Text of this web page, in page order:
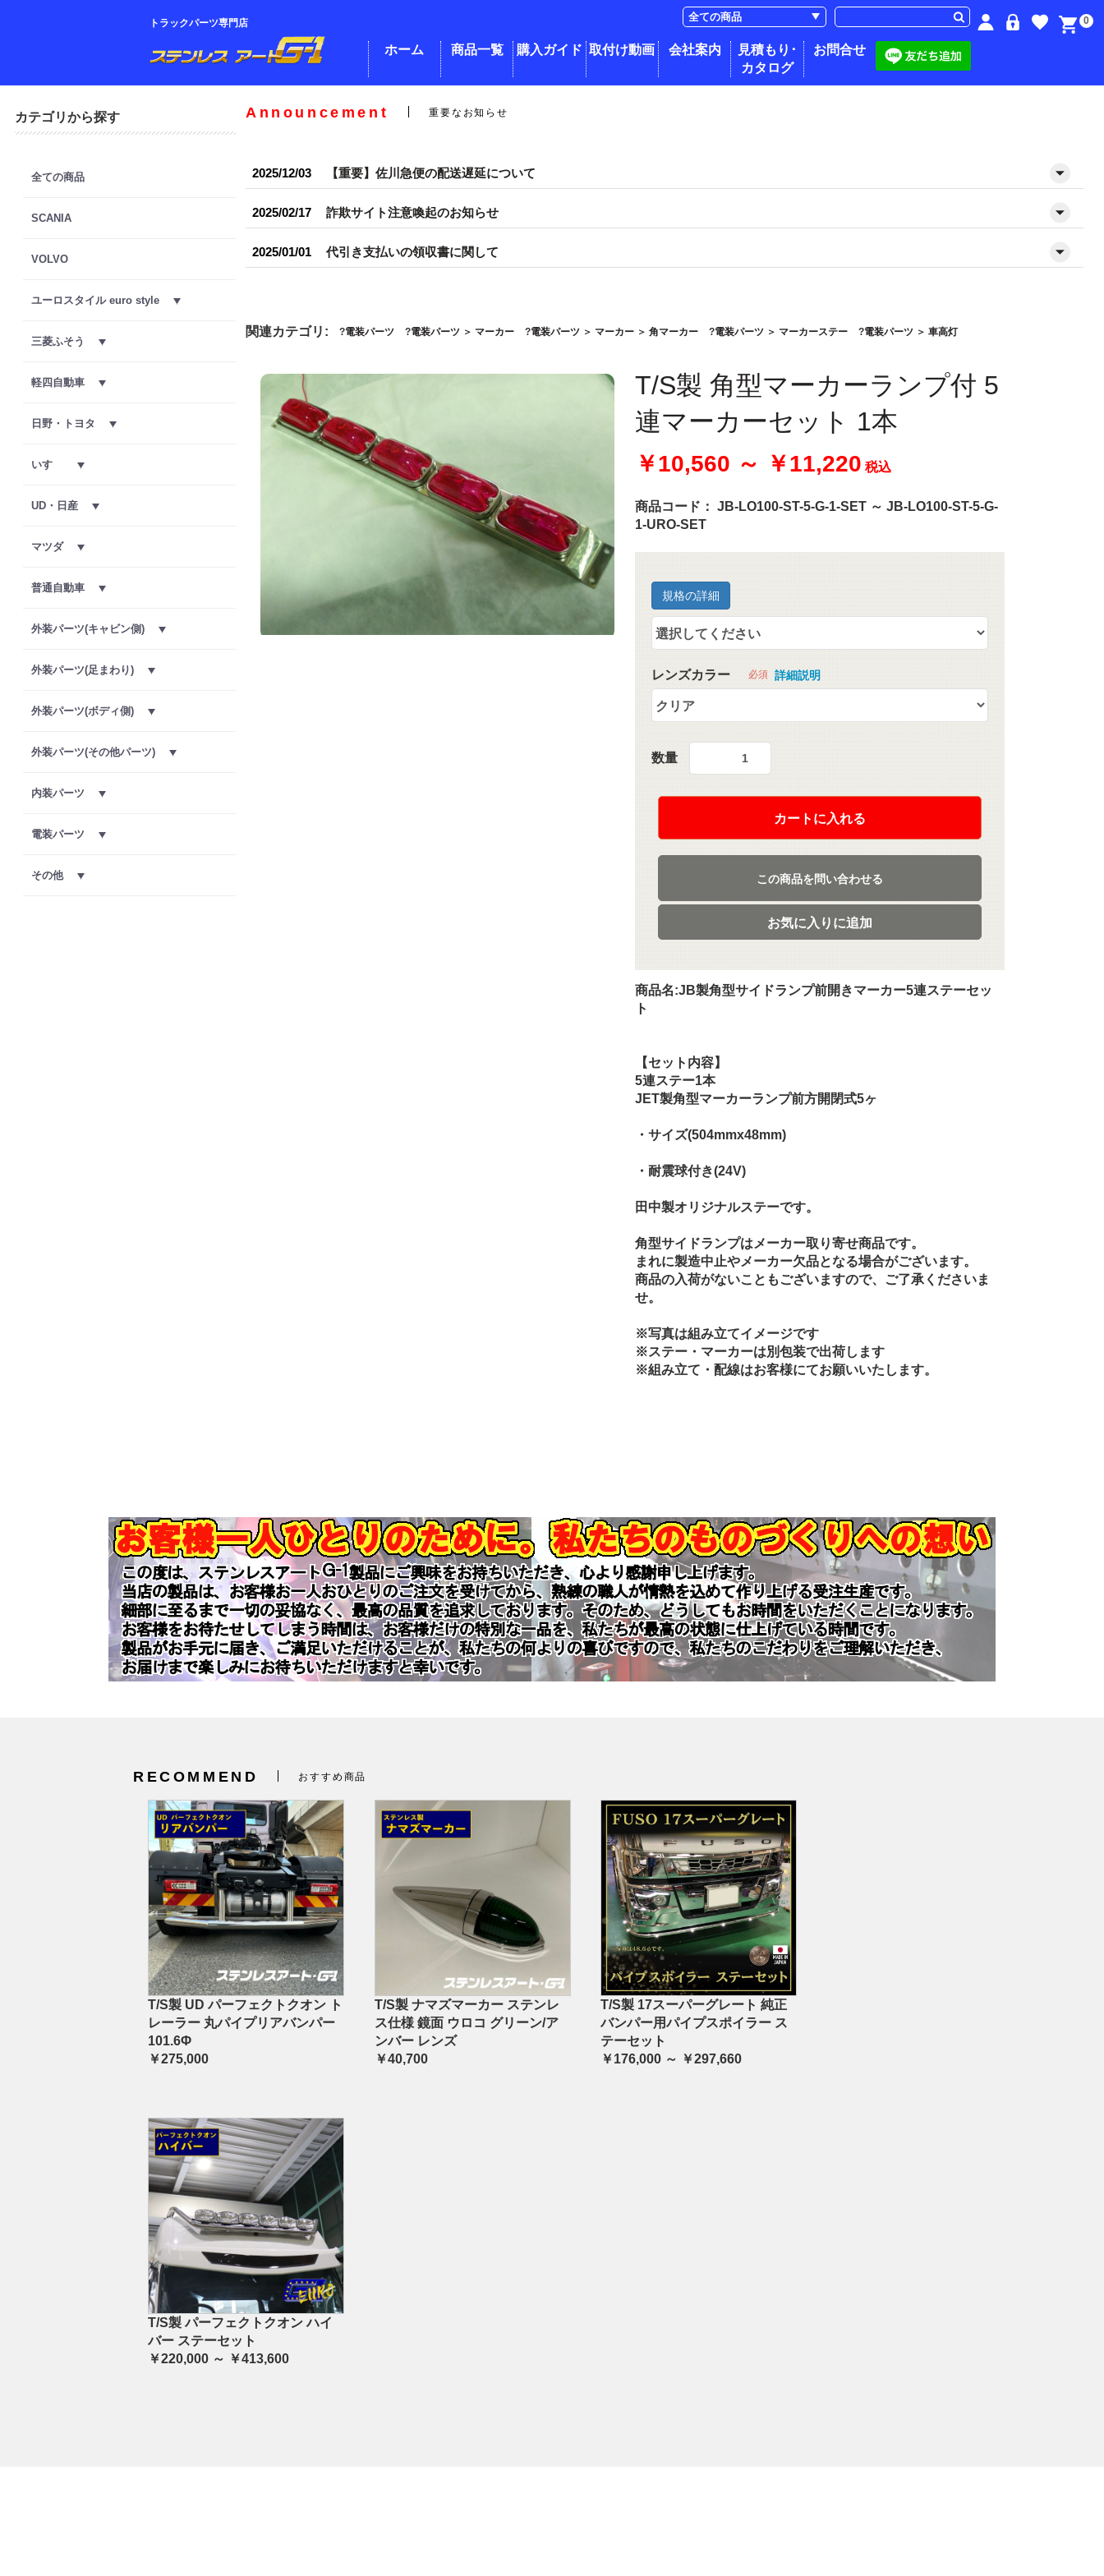
トラックパーツ専門店
ホーム 商品一覧 購入ガイド 取付け動画 会社案内
見積もり･
カタログ
お問合せ
0
カテゴリから探す
全ての商品
SCANIA
VOLVO
ユーロスタイル euro style
三菱ふそう
軽四自動車
日野・トヨタ
いすゞ
UD・日産
マツダ
普通自動車
外装パーツ(キャビン側)
外装パーツ(足まわり)
外装パーツ(ボディ側)
外装パーツ(その他パーツ)
内装パーツ
電装パーツ
その他
Announcement 重要なお知らせ
2025/12/03 【重要】佐川急便の配送遅延について
2025/02/17 詐欺サイト注意喚起のお知らせ
2025/01/01 代引き支払いの領収書に関して
関連カテゴリ: 電装パーツ 電装パーツ ＞ マーカー 電装パーツ ＞ マーカー ＞ 角マーカー 電装パーツ ＞ マーカーステー 電装パーツ ＞ 車高灯
T/S製 角型マーカーランプ付 5
連マーカーセット 1本
￥10,560 ～ ￥11,220 税込
商品コード：JB-LO100-ST-5-G-1-SET ～ JB-LO100-ST-5-G-
1-URO-SET
規格の詳細
レンズカラー 必須 詳細説明
数量
カートに入れる
この商品を問い合わせる
お気に入りに追加
商品名:JB製角型サイドランプ前開きマーカー5連ステーセッ
ト
【セット内容】
5連ステー1本
JET製角型マーカーランプ前方開閉式5ヶ
・サイズ(504mmx48mm)
・耐震球付き(24V)
田中製オリジナルステーです。
角型サイドランプはメーカー取り寄せ商品です。
まれに製造中止やメーカー欠品となる場合がございます。
商品の入荷がないこともございますので、ご了承くださいま
せ。
※写真は組み立てイメージです
※ステー・マーカーは別包装で出荷します
※組み立て・配線はお客様にてお願いいたします。
RECOMMEND おすすめ商品
T/S製 UD パーフェクトクオン ト
レーラー 丸パイプリアバンパー
101.6Φ
￥275,000
T/S製 ナマズマーカー ステンレ
ス仕様 鏡面 ウロコ グリーン/ア
ンバー レンズ
￥40,700
T/S製 17スーパーグレート 純正
バンパー用パイプスポイラー ス
テーセット
￥176,000 ～ ￥297,660
T/S製 パーフェクトクオン ハイ
バー ステーセット
￥220,000 ～ ￥413,600